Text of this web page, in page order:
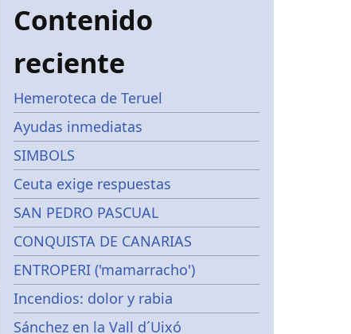
Contenido
reciente
Hemeroteca de Teruel
Ayudas inmediatas
SIMBOLS
Ceuta exige respuestas
SAN PEDRO PASCUAL
CONQUISTA DE CANARIAS
ENTROPERI ('mamarracho')
Incendios: dolor y rabia
Sánchez en la Vall d´Uixó